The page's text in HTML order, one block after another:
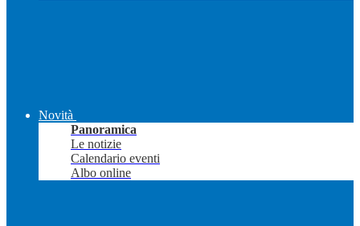
Novità
Panoramica
Le notizie
Calendario eventi
Albo online